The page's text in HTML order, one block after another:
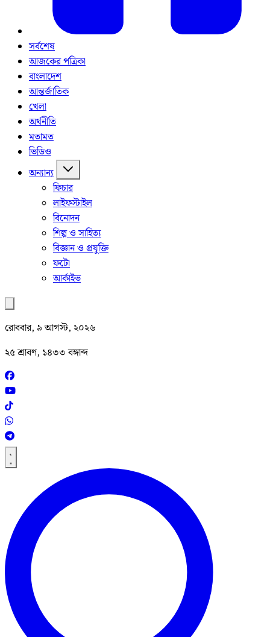
সর্বশেষ
আজকের পত্রিকা
বাংলাদেশ
আন্তর্জাতিক
খেলা
অর্থনীতি
মতামত
ভিডিও
অন্যান্য
ফিচার
লাইফস্টাইল
বিনোদন
শিল্প ও সাহিত্য
বিজ্ঞান ও প্রযুক্তি
ফটো
আর্কাইভ
রোববার, ৯ আগস্ট, ২০২৬
২৫ শ্রাবণ, ১৪৩৩ বঙ্গাব্দ